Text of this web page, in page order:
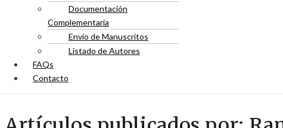
Documentación
Complementaria
Envío de Manuscritos
Listado de Autores
FAQs
Contacto